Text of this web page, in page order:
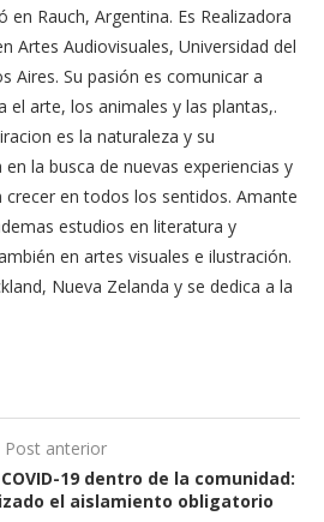
en Rauch, Argentina. Es Realizadora
Artes Audiovisuales, Universidad del
Aires. Su pasión es comunicar a
el arte, los animales y las plantas,.
es la naturaleza y su
la busca de nuevas experiencias y
en todos los sentidos. Amante
estudios en literatura y
en artes visuales e ilustración.
Nueva Zelanda y se dedica a la
Post anterior
19 dentro de la comunidad:
el aislamiento obligatorio